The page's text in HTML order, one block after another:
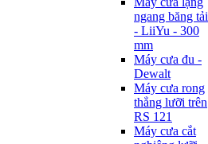
ngang băng tải
- LiiYu - 300
mm
Máy cưa đu -
Dewalt
Máy cưa rong
thẳng lưỡi trên
RS 121
Máy cưa cắt